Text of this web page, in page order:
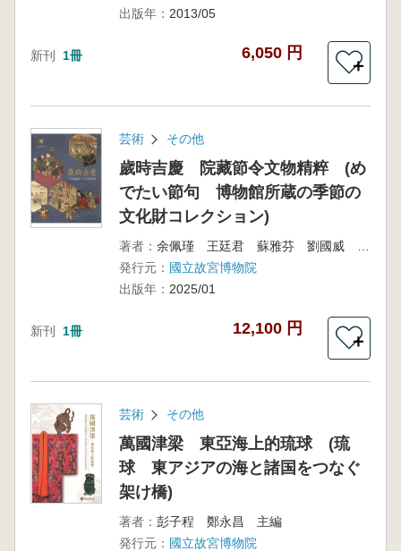
出版年： 2013/05
新刊 1冊 6,050 円
＋
芸術 その他
歲時吉慶 院藏節令文物精粹 (め
でたい節句 博物館所蔵の季節の
文化財コレクション)
著者：
発行元： 國立故宮博物院
出版年： 2025/01
新刊 1冊 12,100 円
＋
芸術 その他
萬國津梁 東亞海上的琉球 (琉
球 東アジアの海と諸国をつなぐ
架け橋)
著者： 彭子程 鄭永昌 主編
発行元： 國立故宮博物院